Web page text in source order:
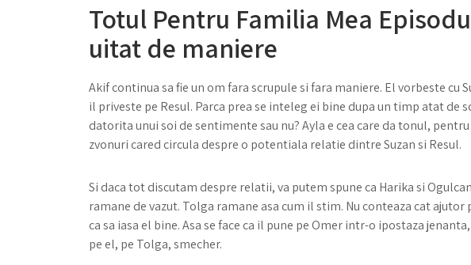
Totul Pentru Familia Mea
uitat de maniere
Akif continua sa fie un om fara scrupule si fara maniere. El vorbeste cu
il priveste pe Resul. Parca prea se inteleg ei bine dupa un timp atat de
datorita unui soi de sentimente sau nu? Ayla e cea care da tonul,
zvonuri cared circula despre o potentiala relatie dintre Suzan si Resul.
Si daca tot discutam despre relatii, va putem spune ca Harika si
ramane de vazut. Tolga ramane asa cum il stim. Nu conteaza cat
ca sa iasa el bine. Asa se face ca il pune pe Omer intr-o ipostaza
pe el, pe Tolga, smecher.